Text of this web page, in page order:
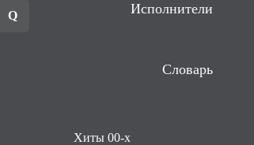
Q Исполнители
Словарь
Хиты 00-х